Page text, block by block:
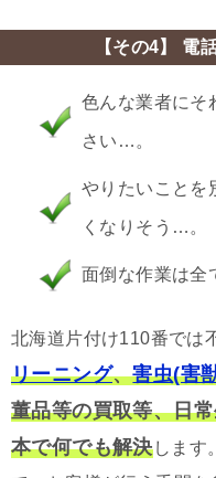
【その4】 電
色んな業者にそ
さい…。
やりたいことを
くなりそう…。
面倒な作業は全
北海道片付け110番では
リーニング、害虫(害
董品等の買取等、日
本で何でも解決します